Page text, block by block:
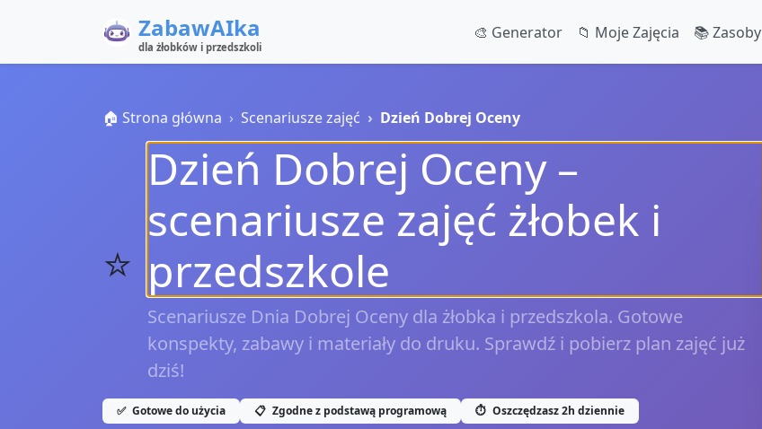
ZabawAIka
dla żłobków i przedszkoli
🎨 Generator 📁 Moje Zajęcia 📚 Zasoby
🏠 Strona główna Scenariusze zajęć Dzień Dobrej Oceny
⭐
Dzień Dobrej Oceny –
scenariusze zajęć żłobek i
przedszkole
Scenariusze Dnia Dobrej Oceny dla żłobka i przedszkola. Gotowe
konspekty, zabawy i materiały do druku. Sprawdź i pobierz plan zajęć już
dziś!
✅ Gotowe do użycia 📋 Zgodne z podstawą programową ⏱️ Oszczędzasz 2h dziennie